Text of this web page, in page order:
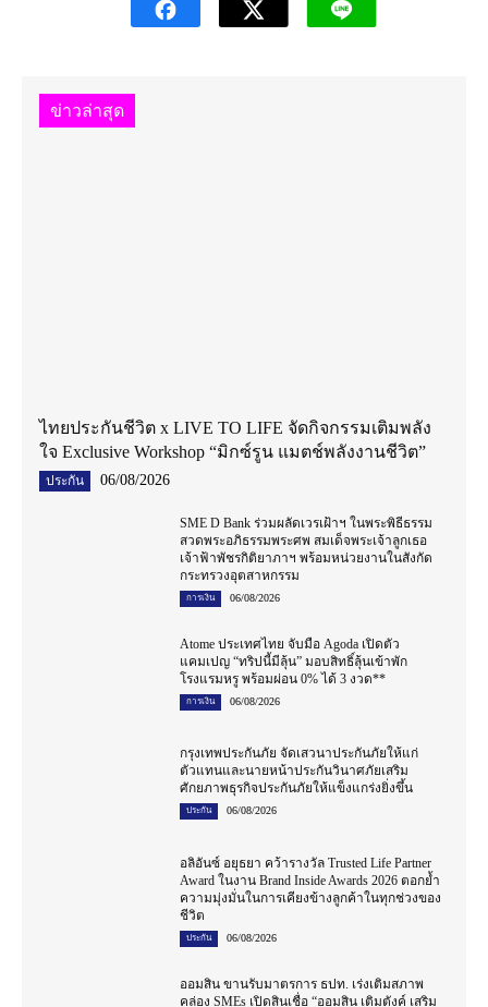
ข่าวล่าสุด
ไทยประกันชีวิต x LIVE TO LIFE จัดกิจกรรมเติมพลัง
ใจ Exclusive Workshop “มิกซ์รูน แมตช์พลังงานชีวิต”
ประกัน 06/08/2026
SME D Bank ร่วมผลัดเวรเฝ้าฯ ในพระพิธีธรรม
สวดพระอภิธรรมพระศพ สมเด็จพระเจ้าลูกเธอ
เจ้าฟ้าพัชรกิติยาภาฯ พร้อมหน่วยงานในสังกัด
กระทรวงอุตสาหกรรม
การเงิน 06/08/2026
Atome ประเทศไทย จับมือ Agoda เปิดตัว
แคมเปญ “ทริปนี้มีลุ้น” มอบสิทธิ์ลุ้นเข้าพัก
โรงแรมหรู พร้อมผ่อน 0% ได้ 3 งวด**
การเงิน 06/08/2026
กรุงเทพประกันภัย จัดเสวนาประกันภัยให้แก่
ตัวแทนและนายหน้าประกันวินาศภัยเสริม
ศักยภาพธุรกิจประกันภัยให้แข็งแกร่งยิ่งขึ้น
ประกัน 06/08/2026
อลิอันซ์ อยุธยา คว้ารางวัล Trusted Life Partner
Award ในงาน Brand Inside Awards 2026 ตอกย้ำ
ความมุ่งมั่นในการเคียงข้างลูกค้าในทุกช่วงของ
ชีวิต
ประกัน 06/08/2026
ออมสิน ขานรับมาตรการ ธปท. เร่งเติมสภาพ
คล่อง SMEs เปิดสินเชื่อ “ออมสิน เติมตังค์ เสริม